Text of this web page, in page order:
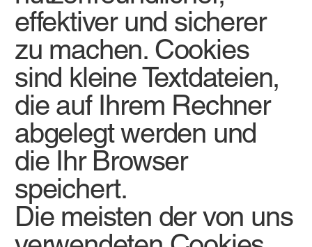
effektiver und sicherer
zu machen. Cookies
sind kleine Textdateien,
die auf Ihrem Rechner
abgelegt werden und
die Ihr Browser
speichert.
Die meisten der von uns